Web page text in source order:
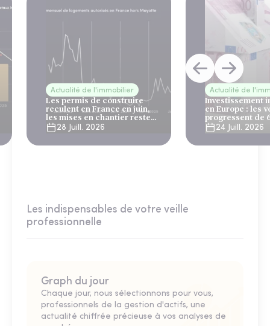
Actualité de l'immobilier
Les permis de construire
reculent en France en juin,
les mises en chantier restent
solides
28 Juill. 2026
Actualité de
Investissement
en Europe : les
progressent de
24 Juill. 2026
Les indispensables de votre veille
professionnelle
Graph du jour
Chaque jour, nous sélectionnons pour vous,
professionnels de la gestion d'actifs, une
actualité chiffrée précieuse à vos analyses de